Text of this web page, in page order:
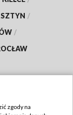
/
/
zgody na